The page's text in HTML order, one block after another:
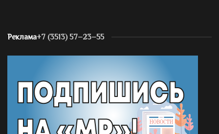
Реклама+7 (3513) 57–23–55